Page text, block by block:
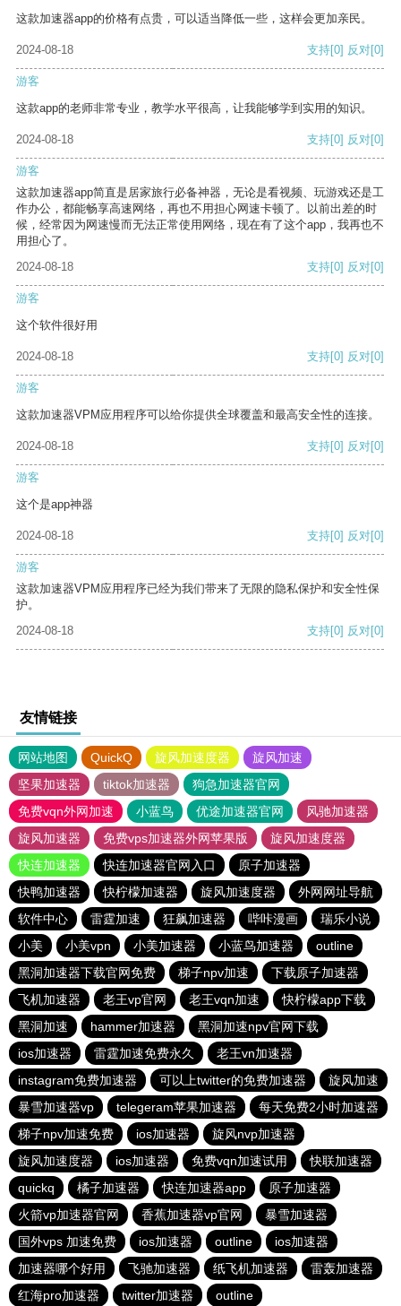
这款加速器app的价格有点贵，可以适当降低一些，这样会更加亲民。
2024-08-18 支持[0] 反对[0]
游客
这款app的老师非常专业，教学水平很高，让我能够学到实用的知识。
2024-08-18 支持[0] 反对[0]
游客
这款加速器app简直是居家旅行必备神器，无论是看视频、玩游戏还是工
作办公，都能畅享高速网络，再也不用担心网速卡顿了。以前出差的时
候，经常因为网速慢而无法正常使用网络，现在有了这个app，我再也不
用担心了。
2024-08-18
支持[0] 反对[0]
游客
这个软件很好用
2024-08-18 支持[0] 反对[0]
游客
这款加速器VPM应用程序可以给你提供全球覆盖和最高安全性的连接。
2024-08-18 支持[0] 反对[0]
游客
这个是app神器
2024-08-18 支持[0] 反对[0]
游客
这款加速器VPM应用程序已经为我们带来了无限的隐私保护和安全性保
护。
2024-08-18
支持[0] 反对[0]
友情链接
网站地图 QuickQ 旋风加速度器
旋风加速
坚果加速器
tiktok加速器
狗急加速器官网
免费vqn外网加速
小蓝鸟 优途加速器官网
风驰加速器
旋风加速器
免费vps加速器外网苹果版
旋风加速度器
快连加速器
快连加速器官网入口
原子加速器
快鸭加速器
快柠檬加速器 旋风加速度器
外网网址导航
软件中心
雷霆加速 狂飙加速器 哔咔漫画
瑞乐小说
小美
小美vpn 小美加速器 小蓝鸟加速器
outline
黑洞加速器下载官网免费
梯子npv加速
下载原子加速器
飞机加速器
老王vp官网 老王vqn加速
快柠檬app下载
黑洞加速
hammer加速器
黑洞加速npv官网下载
ios加速器
雷霆加速免费永久
老王vn加速器
instagram免费加速器
可以上twitter的免费加速器
旋风加速
暴雪加速器vp
telegeram苹果加速器
每天免费2小时加速器
梯子npv加速免费
ios加速器
旋风nvp加速器
旋风加速度器
ios加速器 免费vqn加速试用
快联加速器
quickq
橘子加速器 快连加速器app
原子加速器
火箭vp加速器官网
香蕉加速器vp官网
暴雪加速器
国外vps 加速免费
ios加速器 outline
ios加速器
加速器哪个好用
飞驰加速器 纸飞机加速器
雷轰加速器
红海pro加速器
twitter加速器 outline